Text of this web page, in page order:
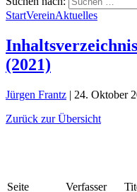
StartVereinAktuelles
(2021)
Jürgen Frantz | 24. Oktober
Zurück zur Übersicht
Seite Verfasser